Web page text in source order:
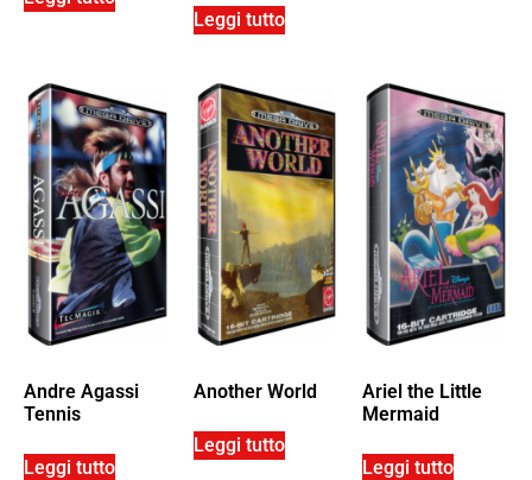
Leggi tutto
Andre Agassi
Tennis
Leggi tutto
Another World
Leggi tutto
Ariel the Little
Mermaid
Leggi tutto